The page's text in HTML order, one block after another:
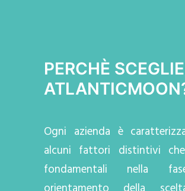
PERCHÈ
Ogni azienda è
alcuni fattori distintivi
fondamentali nella